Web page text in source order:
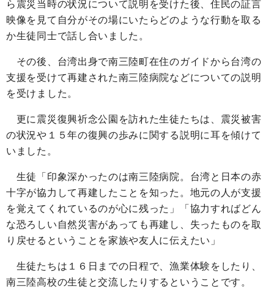
ら震災当時の状況について説明を受けた後、住民の証言
映像を見て自分がその場にいたらどのような行動を取る
か生徒同士で話し合いました。
その後、台湾出身で南三陸町在住のガイドから台湾の
支援を受けて再建された南三陸病院などについての説明
を受けました。
更に震災復興祈念公園を訪れた生徒たちは、震災被害
の状況や１５年の復興の歩みに関する説明に耳を傾けて
いました。
生徒「印象深かったのは南三陸病院。台湾と日本の赤
十字が協力して再建したことを知った。地元の人が支援
を覚えてくれているのが心に残った」「協力すればどん
な恐ろしい自然災害があっても再建し、失ったものを取
り戻せるということを家族や友人に伝えたい」
生徒たちは１６日までの日程で、漁業体験をしたり、
南三陸高校の生徒と交流したりするということです。